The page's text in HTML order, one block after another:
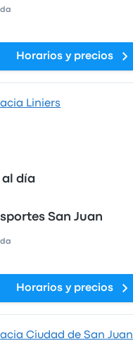
Horarios y precios
Liniers
al día
San Juan
Horarios y precios
Ciudad de San Juan